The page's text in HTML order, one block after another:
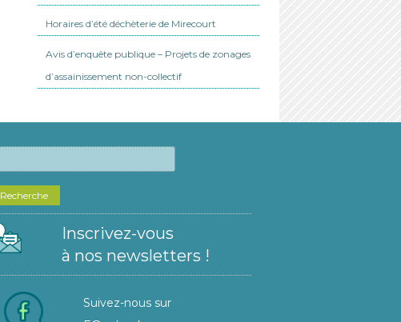
Horaires d’été déchèterie de Mirecourt
Avis d’enquête publique – Projets de zonages
d’assainissement non-collectif
Recherche
Inscrivez-vous
à nos newsletters !
Suivez-nous sur